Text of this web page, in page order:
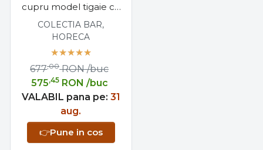
cupru model tigaie cu
2 manere, fabricat
manual in Grecia, cu
made in Germany,
ideal pentru bucatarie,
cafenea, pub sau
cabana.
COLECTIA BAR,
HORECA
575,45 RON /buc
677,00 RON /buc
VALABIL pana pe: 31
aug.
👉Pune in cos